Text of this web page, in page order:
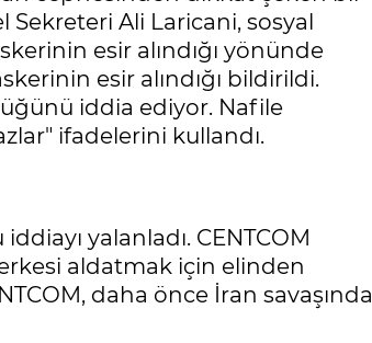
Ali Laricani, sosyal
esir alındığı yönünde
esir alındığı bildirildi.
iddia ediyor. Nafile
ifadelerini kullandı.
yalanladı. CENTCOM
aldatmak için elinden
daha önce İran savaşında